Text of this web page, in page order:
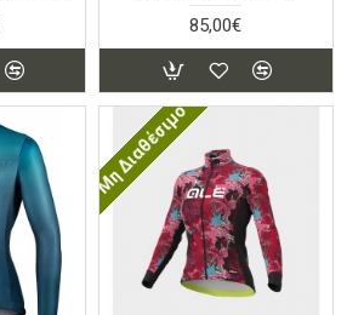
85,00€
Μη Διαθέσιμο